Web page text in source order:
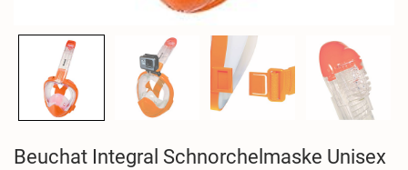
Beuchat Integral Schnorchelmaske Unisex